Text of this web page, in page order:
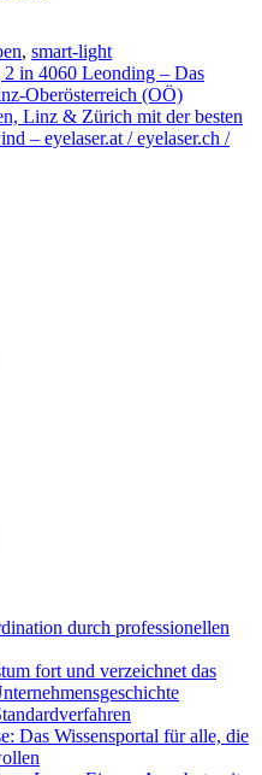
, smart-light
in 4060 Leonding – Das
Oberösterreich (OÖ)
Linz & Zürich mit der besten
– eyelaser.at / eyelaser.ch /
durch professionellen
fort und verzeichnet das
Das Wissensportal für alle, die